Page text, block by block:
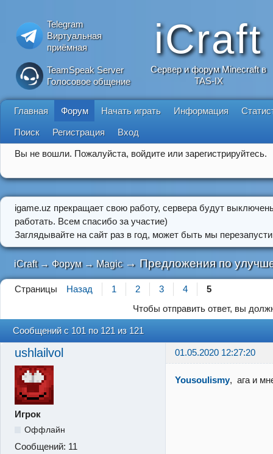
Telegram
Виртуальная
приёмная
TeamSpeak Server
Голосовое общение
iCraft
Сервер и форум Minecraft в
TAS-IX
Главная Форум Начать играть Информация
Поиск Регистрация Вход
Вы не вошли. Пожалуйста, войдите или зарегистрируйтесь.
igame.uz прекращает свою работу, сервера будут
работать. Всем спасибо за участие)
Заглядывайте на сайт раз в год, может быть мы
iCraft → Форум → Magic → Предложения по
Страницы Назад 1 2 3 4
5
Чтобы отправить ответ, вы
Сообщений с 101 по 121 из 121
ushlailvol 01.05.2020 12:27:20
Игрок
Оффлайн
Сообщений: 11
Yousoulismy, ага и